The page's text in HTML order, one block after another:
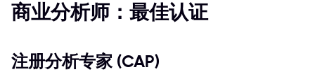
商业分析师：最佳认证
注册分析专家 (CAP)